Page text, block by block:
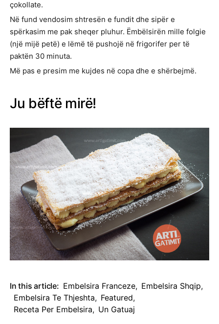
çokollate.
Në fund vendosim shtresën e fundit dhe sipër e
spërkasim me pak sheqer pluhur. Ëmbëlsirën mille folgie
(një mijë petë) e lëmë të pushojë në frigorifer per të
paktën 30 minuta.
Më pas e presim me kujdes në copa dhe e shërbejmë.
Ju bëftë mirë!
In this article: Embelsira Franceze, Embelsira Shqip,
Embelsira Te Thjeshta, Featured,
Receta Per Embelsira, Un Gatuaj